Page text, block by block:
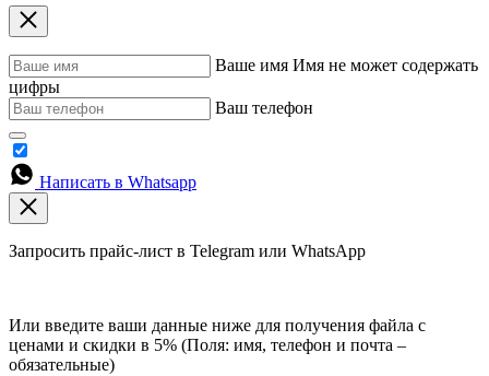
Ваше имя Имя не может содержать
цифры
Ваш телефон
Написать в Whatsapp
Запросить прайс-лист в Telegram или WhatsApp
Или введите ваши данные ниже для получения файла с
ценами и скидки в 5% (Поля: имя, телефон и почта –
обязательные)